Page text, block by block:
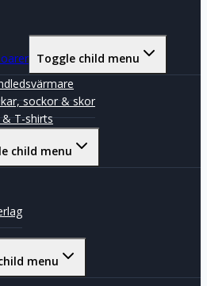
Toggle child menu
sockor & skor
T-shirts
child menu
menu